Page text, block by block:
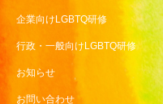
企業向けLGBTQ研修
行政・一般向けLGBTQ研修
お知らせ
お問い合わせ